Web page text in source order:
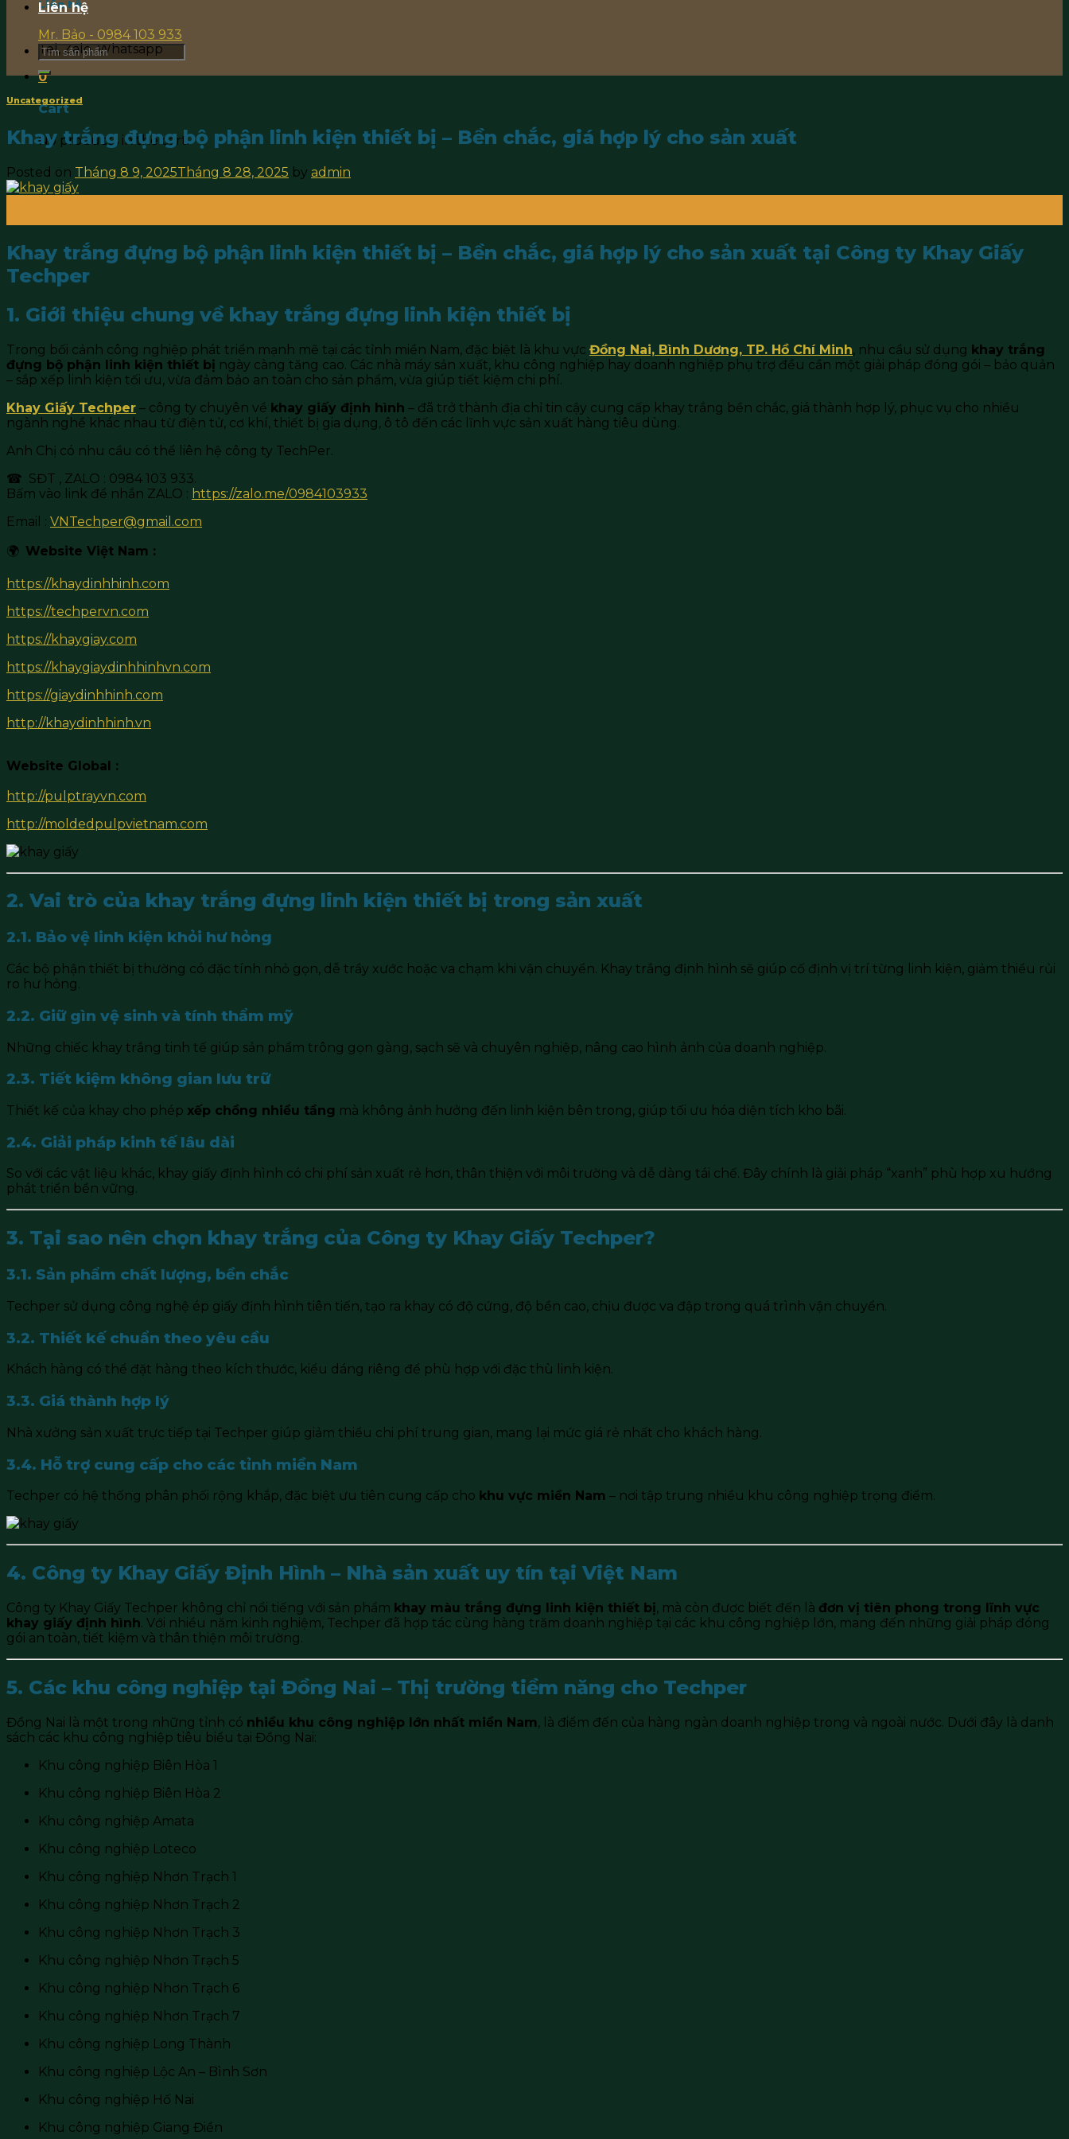
Liên hệ
Mr. Bảo - 0984 103 933
Tel, Zalo, Whatsapp
0
Cart
No products in the cart.
Liên hệ
Search
for:
Uncategorized
Khay trắng đựng bộ phận linh kiện thiết bị – Bền chắc, giá hợp lý cho sản xuất
Posted on Tháng 8 9, 2025Tháng 8 28, 2025 by admin
Khay trắng đựng bộ phận linh kiện thiết bị – Bền chắc, giá hợp lý cho sản xuất tại Công ty Khay Giấy
Techper
1. Giới thiệu chung về khay trắng đựng linh kiện thiết bị
Trong bối cảnh công nghiệp phát triển mạnh mẽ tại các tỉnh miền Nam, đặc biệt là khu vực Đồng Nai, Bình Dương, TP. Hồ Chí Minh, nhu cầu sử dụng khay trắng
đựng bộ phận linh kiện thiết bị ngày càng tăng cao. Các nhà máy sản xuất, khu công nghiệp hay doanh nghiệp phụ trợ đều cần một giải pháp đóng gói – bảo quản
– sắp xếp linh kiện tối ưu, vừa đảm bảo an toàn cho sản phẩm, vừa giúp tiết kiệm chi phí.
Khay Giấy Techper – công ty chuyên về khay giấy định hình – đã trở thành địa chỉ tin cậy cung cấp khay trắng bền chắc, giá thành hợp lý, phục vụ cho nhiều
ngành nghề khác nhau từ điện tử, cơ khí, thiết bị gia dụng, ô tô đến các lĩnh vực sản xuất hàng tiêu dùng.
Anh Chị có nhu cầu có thể liên hệ công ty TechPer.
☎ SĐT , ZALO : 0984 103 933.
Bấm vào link để nhắn ZALO : https://zalo.me/0984103933
Email : VNTechper@gmail.com
🌍 Website Việt Nam :
https://khaydinhhinh.com
https://techpervn.com
https://khaygiay.com
https://khaygiaydinhhinhvn.com
https://giaydinhhinh.com
http://khaydinhhinh.vn
Website Global :
http://pulptrayvn.com
http://moldedpulpvietnam.com
2. Vai trò của khay trắng đựng linh kiện thiết bị trong sản xuất
2.1. Bảo vệ linh kiện khỏi hư hỏng
Các bộ phận thiết bị thường có đặc tính nhỏ gọn, dễ trầy xước hoặc va chạm khi vận chuyển. Khay trắng định hình sẽ giúp cố định vị trí từng linh kiện, giảm thiểu rủi
ro hư hỏng.
2.2. Giữ gìn vệ sinh và tính thẩm mỹ
Những chiếc khay trắng tinh tế giúp sản phẩm trông gọn gàng, sạch sẽ và chuyên nghiệp, nâng cao hình ảnh của doanh nghiệp.
2.3. Tiết kiệm không gian lưu trữ
Thiết kế của khay cho phép xếp chồng nhiều tầng mà không ảnh hưởng đến linh kiện bên trong, giúp tối ưu hóa diện tích kho bãi.
2.4. Giải pháp kinh tế lâu dài
So với các vật liệu khác, khay giấy định hình có chi phí sản xuất rẻ hơn, thân thiện với môi trường và dễ dàng tái chế. Đây chính là giải pháp “xanh” phù hợp xu hướng
phát triển bền vững.
3. Tại sao nên chọn khay trắng của Công ty Khay Giấy Techper?
3.1. Sản phẩm chất lượng, bền chắc
Techper sử dụng công nghệ ép giấy định hình tiên tiến, tạo ra khay có độ cứng, độ bền cao, chịu được va đập trong quá trình vận chuyển.
3.2. Thiết kế chuẩn theo yêu cầu
Khách hàng có thể đặt hàng theo kích thước, kiểu dáng riêng để phù hợp với đặc thù linh kiện.
3.3. Giá thành hợp lý
Nhà xưởng sản xuất trực tiếp tại Techper giúp giảm thiểu chi phí trung gian, mang lại mức giá rẻ nhất cho khách hàng.
3.4. Hỗ trợ cung cấp cho các tỉnh miền Nam
Techper có hệ thống phân phối rộng khắp, đặc biệt ưu tiên cung cấp cho khu vực miền Nam – nơi tập trung nhiều khu công nghiệp trọng điểm.
4. Công ty Khay Giấy Định Hình – Nhà sản xuất uy tín tại Việt Nam
Công ty Khay Giấy Techper không chỉ nổi tiếng với sản phẩm khay màu trắng đựng linh kiện thiết bị, mà còn được biết đến là đơn vị tiên phong trong lĩnh vực
khay giấy định hình. Với nhiều năm kinh nghiệm, Techper đã hợp tác cùng hàng trăm doanh nghiệp tại các khu công nghiệp lớn, mang đến những giải pháp đóng
gói an toàn, tiết kiệm và thân thiện môi trường.
5. Các khu công nghiệp tại Đồng Nai – Thị trường tiềm năng cho Techper
Đồng Nai là một trong những tỉnh có nhiều khu công nghiệp lớn nhất miền Nam, là điểm đến của hàng ngàn doanh nghiệp trong và ngoài nước. Dưới đây là danh
sách các khu công nghiệp tiêu biểu tại Đồng Nai:
Khu công nghiệp Biên Hòa 1
Khu công nghiệp Biên Hòa 2
Khu công nghiệp Amata
Khu công nghiệp Loteco
Khu công nghiệp Nhơn Trạch 1
Khu công nghiệp Nhơn Trạch 2
Khu công nghiệp Nhơn Trạch 3
Khu công nghiệp Nhơn Trạch 5
Khu công nghiệp Nhơn Trạch 6
Khu công nghiệp Nhơn Trạch 7
Khu công nghiệp Long Thành
Khu công nghiệp Lộc An – Bình Sơn
Khu công nghiệp Hố Nai
Khu công nghiệp Giang Điền